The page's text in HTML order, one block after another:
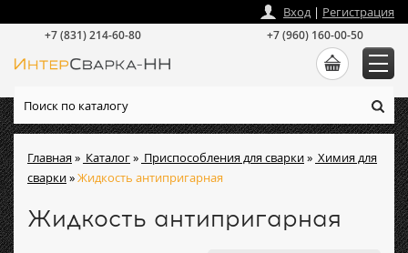
Главная» Каталог» Приспособления для сварки» Химия для
сварки»Жидкость антипригарная
Жидкость антипригарная
Вход| Регистрация
+7 (831) 214-60-80 +7 (960) 160-00-50